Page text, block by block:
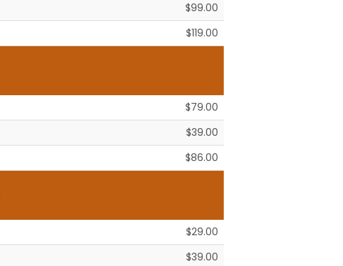
$99.00
$119.00
$79.00
$39.00
$86.00
$29.00
$39.00